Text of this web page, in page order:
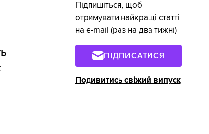
Підпишіться, щоб
отримувати найкращі статті
на e-mail (раз на два тижні)
ПІДПИСАТИСЯ
Подивитись свіжий випуск